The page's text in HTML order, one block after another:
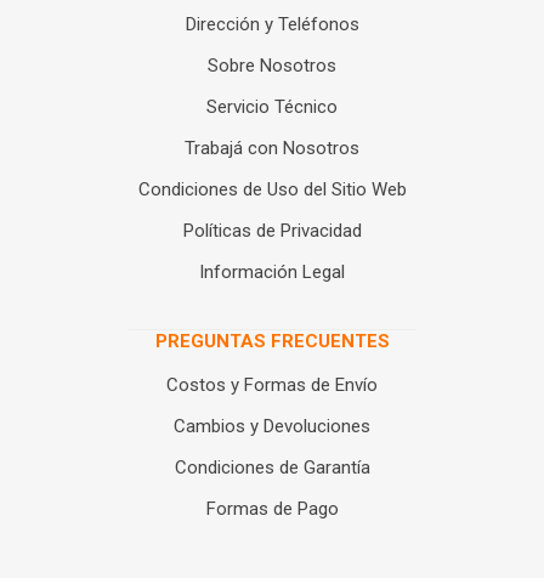
Dirección y Teléfonos
Sobre Nosotros
Servicio Técnico
Trabajá con Nosotros
Condiciones de Uso del Sitio Web
Políticas de Privacidad
Información Legal
PREGUNTAS FRECUENTES
Costos y Formas de Envío
Cambios y Devoluciones
Condiciones de Garantía
Formas de Pago